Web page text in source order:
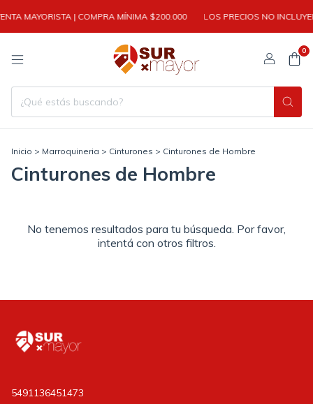
MAYORISTA | COMPRA MÍNIMA $200.000 LOS PRECIOS NO
0
Inicio > Marroquineria > Cinturones > Cinturones de Hombre
Cinturones de Hombre
No tenemos resultados para tu búsqueda. Por favor,
intentá con otros filtros.
5491136451473